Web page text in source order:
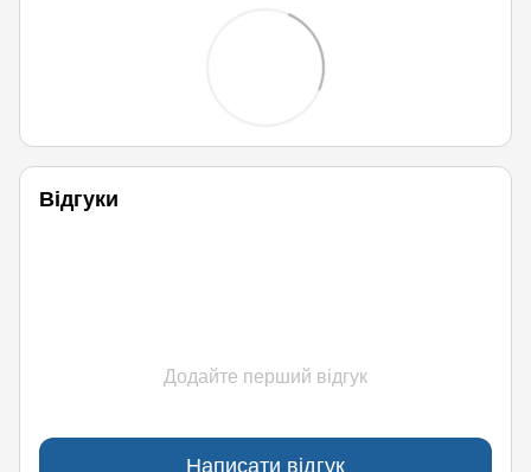
Відгуки
Додайте перший відгук
Написати відгук